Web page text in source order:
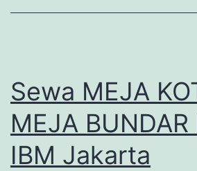
Sewa MEJA
MEJA
IBM Jakarta